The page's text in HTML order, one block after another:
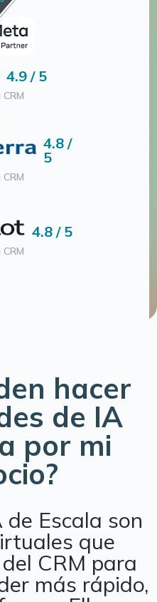
4.9 / 5
4.8 /
5
4.8 / 5
hacer
de IA
por mi
Escala son
que
CRM para
más rápido,